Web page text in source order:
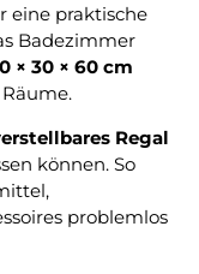
eine praktische
Badezimmer
× 30 × 60 cm
Regal
können. So
problemlos